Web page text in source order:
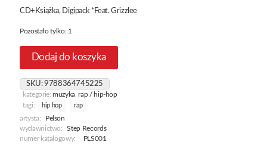
CD+Książka, Digipack *Feat. Grizzlee
Pozostało tylko: 1
Dodaj do koszyka
SKU:9788364745225
kategorie:muzyka ,rap / hip-hop
tagi:
hip hop rap
artysta:
Pelson
wydawnictwo:
Step Records
numer katalogowy:
PLS001